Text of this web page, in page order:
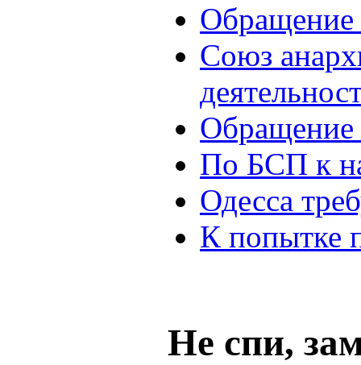
Союз
Обращение
По БСП к
Одесса
К попытке
Не спи,